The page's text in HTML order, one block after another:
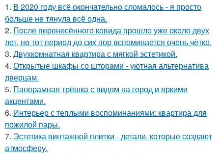
1. В 2020 году всё окончательно сломалось - я просто
больше не тянула всё одна.
2. После перенесённого ковида прошло уже около двух
лет, но тот период до сих пор вспоминается очень чётко.
3. Двухкомнатная квартира с мягкой эстетикой.
4. Открытые шкафы со шторами - уютная альтернатива
дверцам.
5. Панорамная трёшка с видом на город и яркими
акцентами.
6. Интерьер с теплыми воспоминаниями: квартира для
пожилой пары.
7. Эстетика винтажной плитки - детали, которые создают
атмосферу.